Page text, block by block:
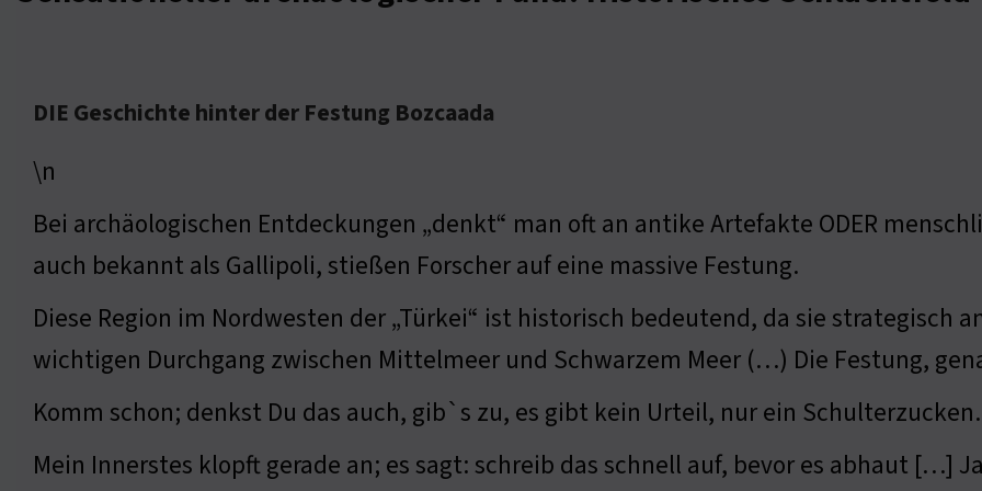
DIE Geschichte hinter der Festung Bozcaada
\n
Bei archäologischen Entdeckungen „denkt“ man oft an antike Artefakte ODER
auch bekannt als Gallipoli, stießen Forscher auf eine massive Festung.
Diese Region im Nordwesten der „Türkei“ ist historisch bedeutend, da sie strategisch
wichtigen Durchgang zwischen Mittelmeer und Schwarzem Meer (…) Die Festung,
Komm schon; denkst Du das auch, gib`s zu, es gibt kein Urteil, nur ein Schulterzucken.
Mein Innerstes klopft gerade an; es sagt: schreib das schnell auf, bevor es abhaut […]